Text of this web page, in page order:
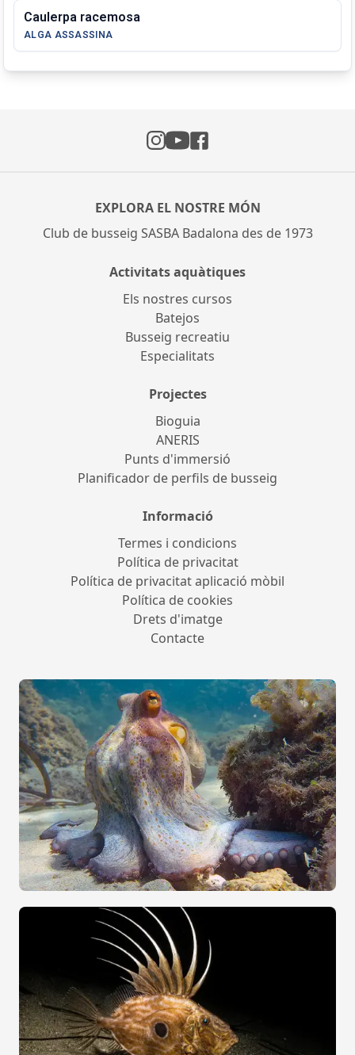
Caulerpa racemosa
ALGA ASSASSINA
EXPLORA EL NOSTRE MÓN
Club de busseig SASBA Badalona des de 1973
Activitats aquàtiques
Els nostres cursos
Batejos
Busseig recreatiu
Especialitats
Projectes
Bioguia
ANERIS
Punts d'immersió
Planificador de perfils de busseig
Informació
Termes i condicions
Política de privacitat
Política de privacitat aplicació mòbil
Política de cookies
Drets d'imatge
Contacte